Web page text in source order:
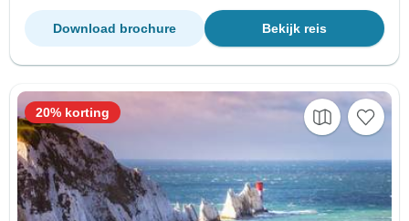
Bekijk reis
Download brochure
20% korting